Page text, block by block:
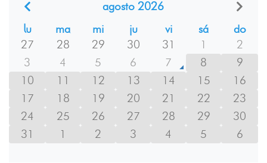
agosto 2026
lu
ma mi ju vi sá
do
27
28 29 30 31 1
2
3
4 5 6 7 8
9
10
11 12 13 14 15
16
17
18 19 20 21 22
23
24
25 26 27 28 29
30
31
1 2 3 4 5 6